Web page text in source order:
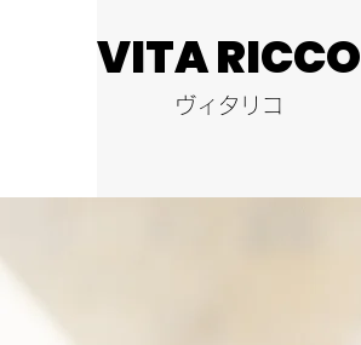
VITA RICCO
VITA RICCO
ヴィタリコ